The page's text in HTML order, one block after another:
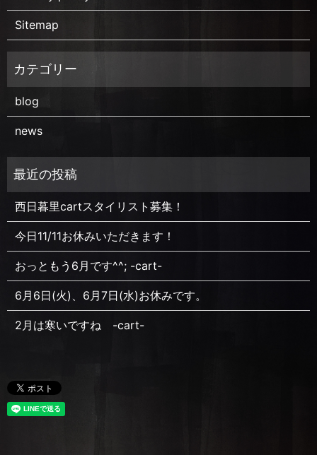
Sitemap
blog
news
西日暮里cartスタイリスト募集！
今日11/11お休みいただきます！
おっともう6月です^^; -cart-
6月6日(火)、6月7日(水)お休みです。
2月は寒いですね -cart-